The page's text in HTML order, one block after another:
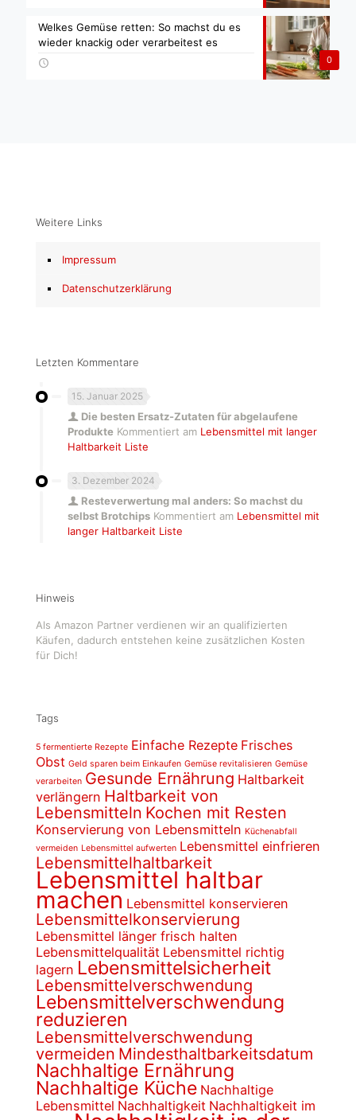
0
Welkes Gemüse retten: So machst du es
wieder knackig oder verarbeitest es
Weitere Links
Impressum
Datenschutzerklärung
Letzten Kommentare
15. Januar 2025
Die besten Ersatz-Zutaten für abgelaufene
Produkte Kommentiert am Lebensmittel mit langer
Haltbarkeit Liste
3. Dezember 2024
Resteverwertung mal anders: So machst du
selbst Brotchips Kommentiert am Lebensmittel mit
langer Haltbarkeit Liste
Hinweis
Als Amazon Partner verdienen wir an qualifizierten
Käufen, dadurch entstehen keine zusätzlichen Kosten
für Dich!
Tags
5 fermentierte Rezepte Einfache Rezepte Frisches
Obst Geld sparen beim Einkaufen Gemüse revitalisieren Gemüse
verarbeiten Gesunde Ernährung Haltbarkeit
verlängern Haltbarkeit von
Lebensmitteln Kochen mit Resten
Konservierung von Lebensmitteln Küchenabfall
vermeiden Lebensmittel aufwerten Lebensmittel einfrieren
Lebensmittelhaltbarkeit
Lebensmittel haltbar
machen Lebensmittel konservieren
Lebensmittelkonservierung
Lebensmittel länger frisch halten
Lebensmittelqualität Lebensmittel richtig
lagern Lebensmittelsicherheit
Lebensmittelverschwendung
Lebensmittelverschwendung
reduzieren
Lebensmittelverschwendung
vermeiden Mindesthaltbarkeitsdatum
Nachhaltige Ernährung
Nachhaltige Küche Nachhaltige
Lebensmittel Nachhaltigkeit Nachhaltigkeit im